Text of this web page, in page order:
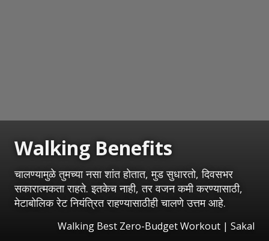
Walking Benefits
चालण्यामुळे तुमच्या नसा शांत होतात, मुड सुधारतो, दिवसभर
सकारात्मकता राहते. इतकेच नाही, तर वजन कमी करण्यासाठी,
मेटाबोलिक रेट नियंत्रित राहण्यासाठीही चालणे उत्तम आहे.
Walking Best Zero-Budget Workout | Sakal